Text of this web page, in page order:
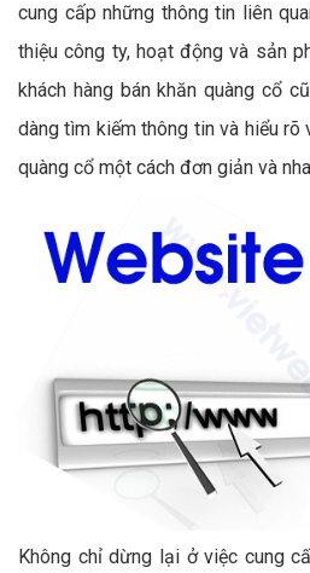
cung cấp những thông tin liên
thiệu công ty, hoạt động và sản
khách hàng bán khăn quàng cổ
dàng tìm kiếm thông tin và hiểu rõ
quàng cổ một cách đơn giản và
Không chỉ dừng lại ở việc cung